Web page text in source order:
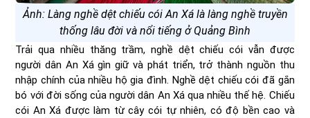
Ảnh: Làng nghề dệt chiếu cói An Xá là làng nghề truyền
thống lâu đời và nổi tiếng ở Quảng Bình
Trải qua nhiều thăng trầm, nghề dệt chiếu cói vẫn được
người dân An Xá gìn giữ và phát triển, trở thành nguồn thu
nhập chính của nhiều hộ gia đình. Nghề dệt chiếu cói đã gắn
bó với đời sống của người dân An Xá qua nhiều thế hệ. Chiếu
cói An Xá được làm từ cây cói tự nhiên, có độ bền cao và